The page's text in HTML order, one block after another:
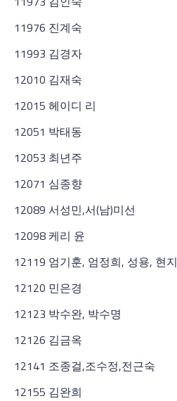
11976 진계숙
11993 김경자
12010 김재숙
12015 헤이디 리
12051 박태동
12053 최년주
12071 심종향
12089 서성민,서(남)미선
12098 케리 윤
12119 엄기훈, 엄정희, 성용, 현지
12120 민은경
12123 박수완, 박수명
12126 김금옥
12141 조종걸,조수정,전근숙
12155 김완희